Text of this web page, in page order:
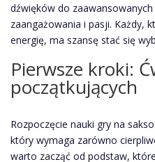
dźwięków do
zaangażowania i pasji. Każdy,
energię, ma szansę stać się
Pierwsze kroki:
początkujących
Rozpoczęcie nauki gry na
który wymaga zarówno
warto zacząć od podstaw,